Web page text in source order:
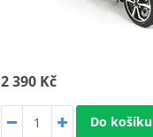
2 390 Kč
Do košíku